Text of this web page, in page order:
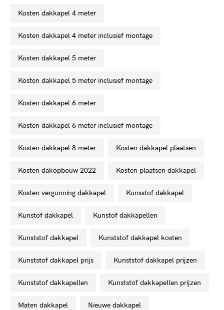
kosten dakkapel 4 meter
kosten dakkapel 4 meter inclusief montage
kosten dakkapel 5 meter
kosten dakkapel 5 meter inclusief montage
kosten dakkapel 6 meter
kosten dakkapel 6 meter inclusief montage
kosten dakkapel 8 meter kosten dakkapel plaatsen
kosten dakopbouw 2022 kosten plaatsen dakkapel
kosten vergunning dakkapel kunsstof dakkapel
kunstof dakkapel kunstof dakkapellen
kunststof dakkapel kunststof dakkapel kosten
kunststof dakkapel prijs kunststof dakkapel prijzen
kunststof dakkapellen kunststof dakkapellen prijzen
maten dakkapel nieuwe dakkapel